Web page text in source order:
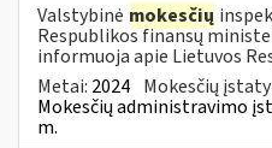
Valstybinė mokesčių
Respublikos finansų
informuoja apie Lietuvos
Metai: 2024 Mokesčių
Mokesčių administravimo
m.